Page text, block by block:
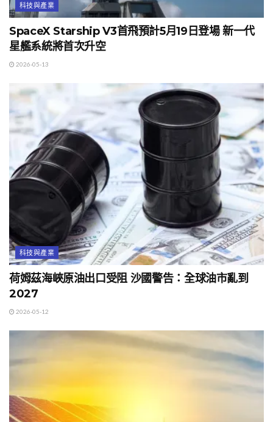
科技與產業
SpaceX Starship V3首飛預計5月19日登場 新一代
星艦系統將首次升空
2026-05-13
科技與產業
荷姆茲海峽原油出口受阻 沙國警告：全球油市亂到
2027
2026-05-12